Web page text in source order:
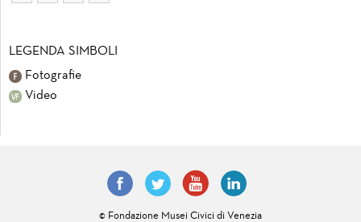
LEGENDA SIMBOLI
Fotografie
Video
© Fondazione Musei Civici di Venezia